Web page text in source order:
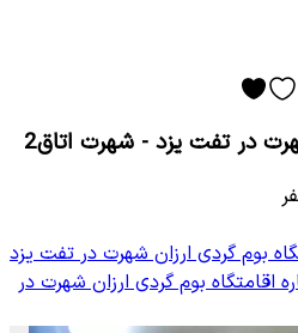
در تفت یزد - شهرت اتاق2
بوم گردی ارزان شهرت در تفت یزد
اقامتگاه بوم گردی ارزان شهرت در